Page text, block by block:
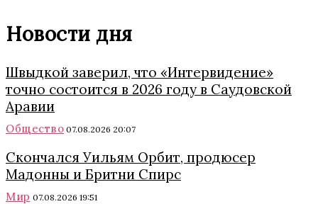
Новости дня
Швыдкой заверил, что «Интервидение»
точно состоится в 2026 году в Саудовской
Аравии
Общество 07.08.2026 20:07
Скончался Уильям Орбит, продюсер
Мадонны и Бритни Спирс
Мир 07.08.2026 19:51